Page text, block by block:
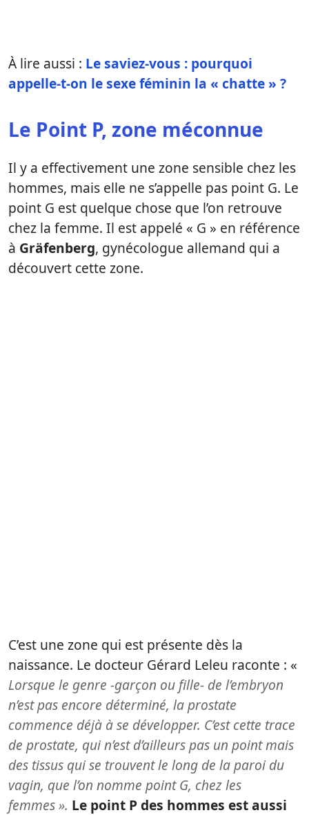
À lire aussi : Le saviez-vous : pourquoi
appelle-t-on le sexe féminin la « chatte » ?
Le Point P, zone méconnue
Il y a effectivement une zone sensible chez les
hommes, mais elle ne s’appelle pas point G. Le
point G est quelque chose que l’on retrouve
chez la femme. Il est appelé « G » en référence
à Gräfenberg, gynécologue allemand qui a
découvert cette zone.
C’est une zone qui est présente dès la
naissance. Le docteur Gérard Leleu raconte : «
Lorsque le genre -garçon ou fille- de l’embryon
n’est pas encore déterminé, la prostate
commence déjà à se développer. C’est cette trace
de prostate, qui n’est d’ailleurs pas un point mais
des tissus qui se trouvent le long de la paroi du
vagin, que l’on nomme point G, chez les
femmes ». Le point P des hommes est aussi